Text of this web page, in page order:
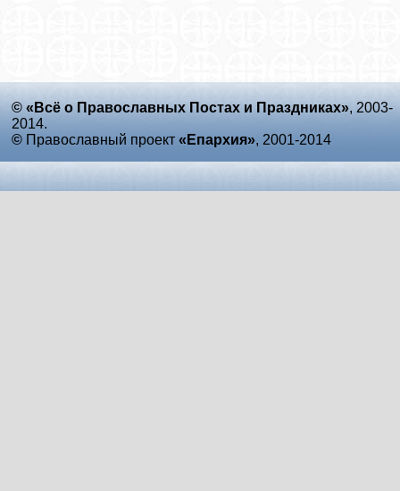
© «Всё о Православных Постах и Праздниках», 2003-
2014.
© Православный проект «Епархия», 2001-2014